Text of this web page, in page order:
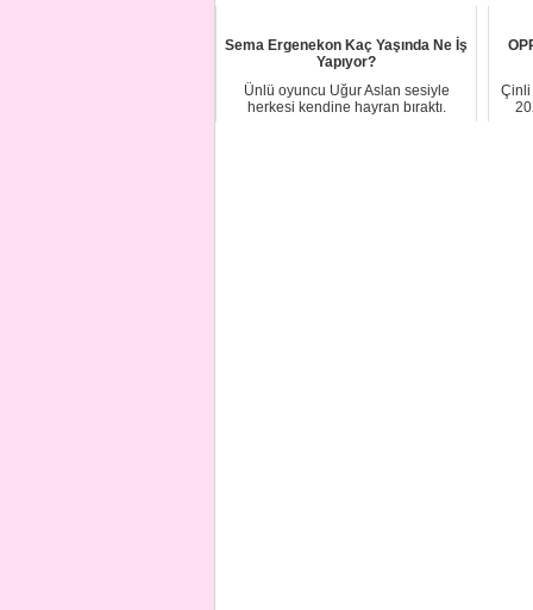
Sema Ergenekon Kaç Yaşında Ne İş
Yapıyor?
Ünlü oyuncu Uğur Aslan sesiyle
herkesi kendine hayran bıraktı.
Çinli